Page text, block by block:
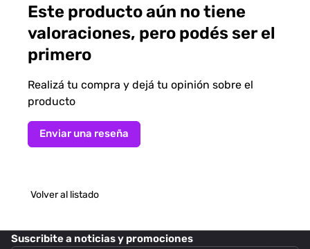
Este producto aún no tiene
valoraciones, pero podés ser el
primero
Realizá tu compra y dejá tu opinión sobre el
producto
Enviar una reseña
Volver al listado
Suscribitea noticias y promociones